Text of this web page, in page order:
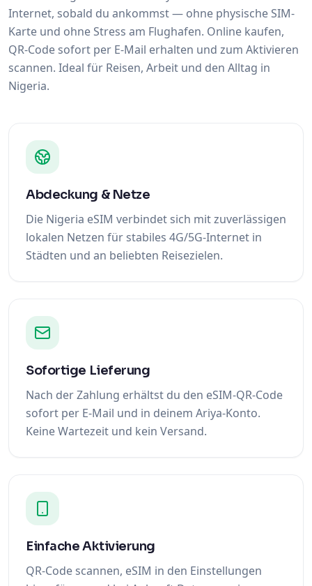
Internet, sobald du ankommst — ohne physische SIM-
Karte und ohne Stress am Flughafen. Online kaufen,
QR-Code sofort per E-Mail erhalten und zum Aktivieren
scannen. Ideal für Reisen, Arbeit und den Alltag in
Nigeria.
Abdeckung & Netze
Die Nigeria eSIM verbindet sich mit zuverlässigen
lokalen Netzen für stabiles 4G/5G-Internet in
Städten und an beliebten Reisezielen.
Sofortige Lieferung
Nach der Zahlung erhältst du den eSIM-QR-Code
sofort per E-Mail und in deinem Ariya-Konto.
Keine Wartezeit und kein Versand.
Einfache Aktivierung
QR-Code scannen, eSIM in den Einstellungen